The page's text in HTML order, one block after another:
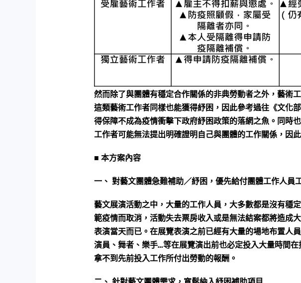
然而除了與團體有穩定合作關係的非典勞動者之外，藝術
這類藝術工作者同樣也能獲得紓困，因此參考過往《文化
得保障不成為疫情衝擊下政府紓困政策的落網之魚。同時
工作者可能無法提出明確證明自己與團體的工作關係，因
■ 本方案內容
一、 對藝文團體急難補助／紓困，優先給付團體工作人員
藝文展演活動之中，大量的工作人員，大多數都是沒有穩
範疫情而取消，活動失去票房收入或是無法結案都將造成
表演當天而已。在展覽表演之前已經有大量的場地布置人
演員、舞者、樂手…等在展覽演出前也必定投入大量時間
拿不到先前投入工作所付出勞動的報酬。